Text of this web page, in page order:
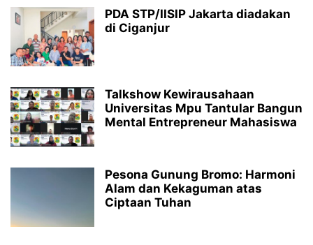
PDA STP/IISIP Jakarta diadakan
di Ciganjur
Talkshow Kewirausahaan
Universitas Mpu Tantular Bangun
Mental Entrepreneur Mahasiswa
Pesona Gunung Bromo: Harmoni
Alam dan Kekaguman atas
Ciptaan Tuhan